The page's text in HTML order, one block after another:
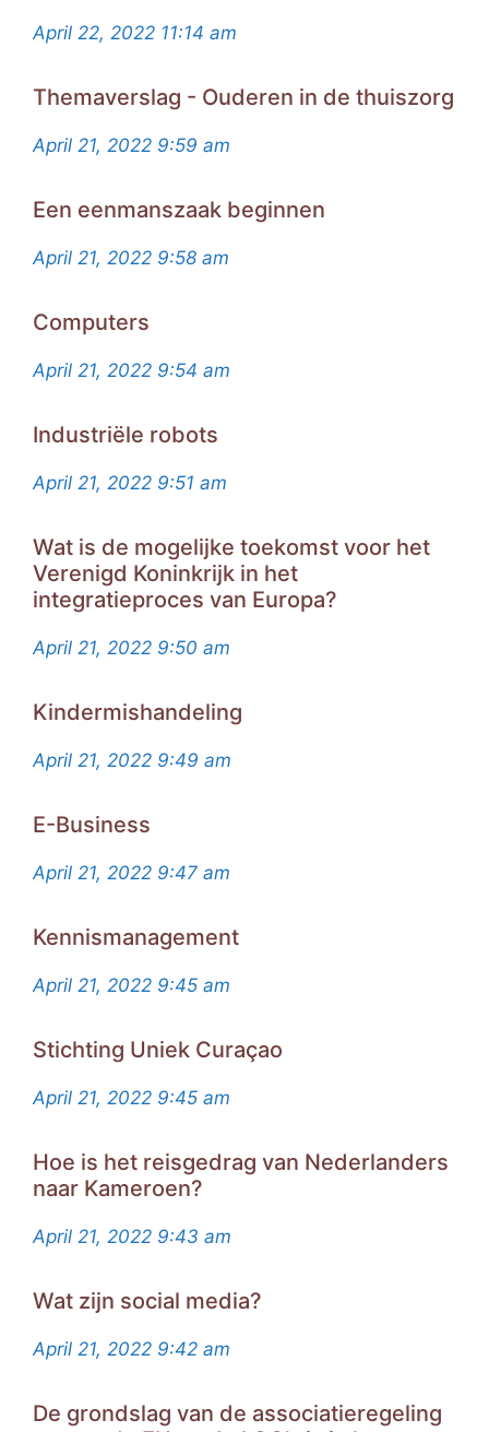
April 22, 2022 11:14 am
Themaverslag - Ouderen in de thuiszorg
April 21, 2022 9:59 am
Een eenmanszaak beginnen
April 21, 2022 9:58 am
Computers
April 21, 2022 9:54 am
Industriële robots
April 21, 2022 9:51 am
Wat is de mogelijke toekomst voor het
Verenigd Koninkrijk in het
integratieproces van Europa?
April 21, 2022 9:50 am
Kindermishandeling
April 21, 2022 9:49 am
E-Business
April 21, 2022 9:47 am
Kennismanagement
April 21, 2022 9:45 am
Stichting Uniek Curaçao
April 21, 2022 9:45 am
Hoe is het reisgedrag van Nederlanders
naar Kameroen?
April 21, 2022 9:43 am
Wat zijn social media?
April 21, 2022 9:42 am
De grondslag van de associatieregeling